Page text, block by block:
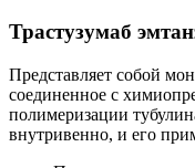
Трастузумаб
Представляет собой
соединенное с
полимеризации
внутривенно, и его